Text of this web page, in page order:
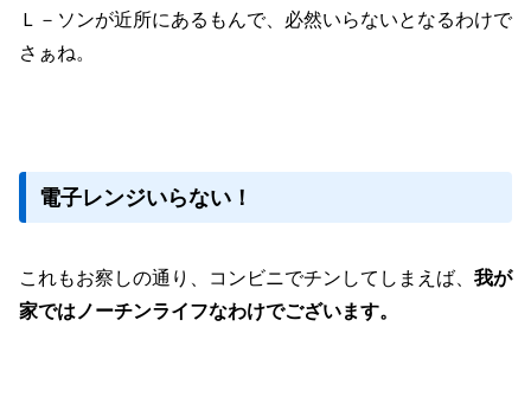
Ｌ－ソンが近所にあるもんで、必然いらないとなるわけで
さぁね。
電子レンジいらない！
これもお察しの通り、コンビニでチンしてしまえば、 我が
家ではノーチンライフなわけでございます。